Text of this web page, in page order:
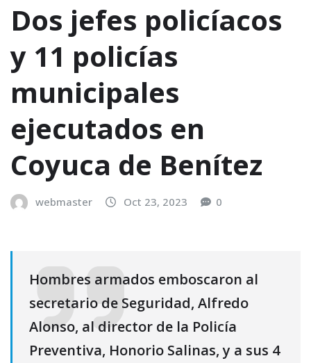
Dos jefes policíacos
y 11 policías
municipales
ejecutados en
Coyuca de Benítez
webmaster Oct 23, 2023 0
Hombres armados emboscaron al
secretario de Seguridad, Alfredo
Alonso, al director de la Policía
Preventiva, Honorio Salinas, y a sus 4